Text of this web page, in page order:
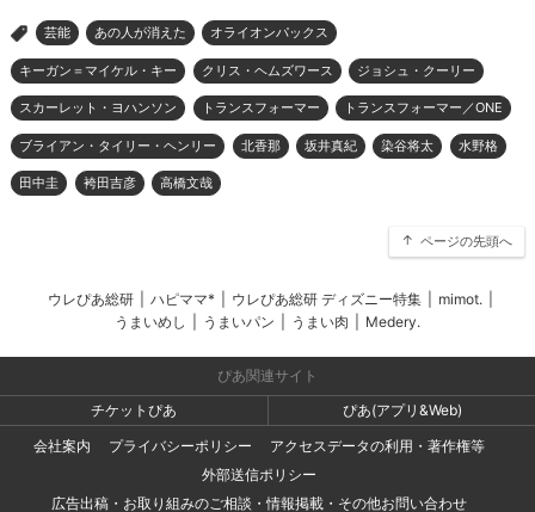
> 芸能 あの人が消えた オライオンパックス
キーガン＝マイケル・キー クリス・ヘムズワース ジョシュ・クーリー
スカーレット・ヨハンソン トランスフォーマー トランスフォーマー／ONE
ブライアン・タイリー・ヘンリー 北香那 坂井真紀 染谷将太 水野格
田中圭 袴田吉彦 高橋文哉
ページの先頭へ
ウレぴあ総研 ハピママ* ウレぴあ総研 ディズニー特集 mimot.
うまいめし
うまいパン うまい肉 Medery.
ぴあ関連サイト
チケットぴあ
ぴあ(アプリ&Web)
会社案内
プライバシーポリシー
アクセスデータの利用・著作権等
外部送信ポリシー
広告出稿・お取り組みのご相談・情報掲載・その他お問い合わせ